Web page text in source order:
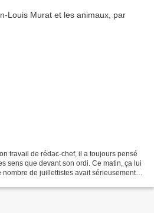
travail de rédac-chef, il a toujours pensé
sens que devant son ordi. Ce matin, ça lui
de juillettistes avait sérieusement